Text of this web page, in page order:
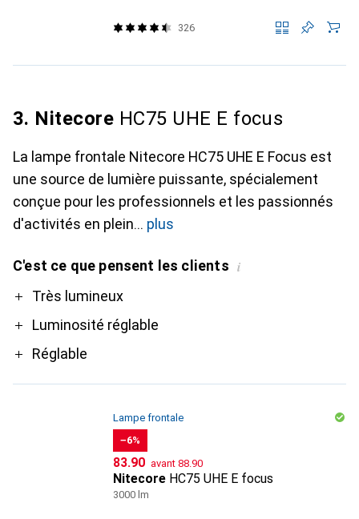
326
3. Nitecore HC75 UHE E focus
La lampe frontale Nitecore HC75 UHE E Focus est
une source de lumière puissante, spécialement
conçue pour les professionnels et les passionnés
d'activités en plein
plus
C'est ce que pensent les clients i
ProTrès lumineux
Luminosité réglable
Réglable
Lampe frontale
−6%
CHF
83.90 avant CHF
88.90
Nitecore HC75 UHE E focus
3000 lm